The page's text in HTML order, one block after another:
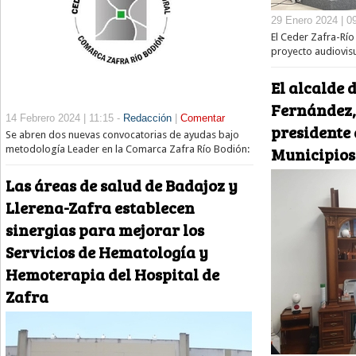
14 Febrero 2024 | 11:15 - Redacción| Comentar
Se abren dos nuevas convocatorias de ayudas bajo
metodología Leader en la Comarca Zafra Río Bodión:
Las áreas de salud de Badajoz y
Llerena-Zafra establecen
sinergias para mejorar los
Servicios de Hematología y
Hemoterapia del Hospital de
Zafra
29 Enero 2024 |
El Ceder Zafra-
proyecto
El alcalde
presidente